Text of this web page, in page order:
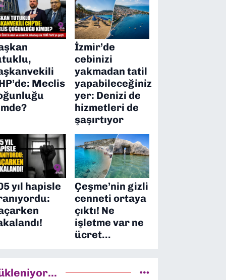
Meclis
İzmir’de
cebinizi
yakmadan tatil
yapabileceğiniz
yer: Denizi de
hizmetleri de
şaşırtıyor
yıl hapisle
Çeşme’nin gizli
cenneti ortaya
çıktı! Ne
işletme var ne
ücret…